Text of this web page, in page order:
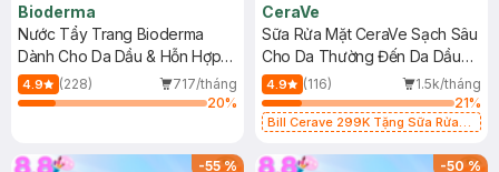
Bioderma
Nước Tẩy Trang Bioderma
Dành Cho Da Dầu & Hỗn Hợp
500ml
4.9 (228)
717/tháng
20%
CeraVe
Sữa Rửa Mặt CeraVe Sạch Sâu
Cho Da Thường Đến Da Dầu
473ml
4.9 (116)
1.5k/tháng
21%
Bill Cerave 299K Tặng Sữa Rửa
-55% -50%